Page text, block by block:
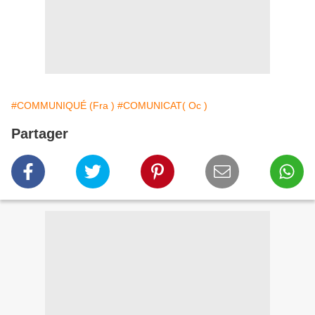
#COMMUNIQUÉ (Fra ) #COMUNICAT( Oc )
Partager